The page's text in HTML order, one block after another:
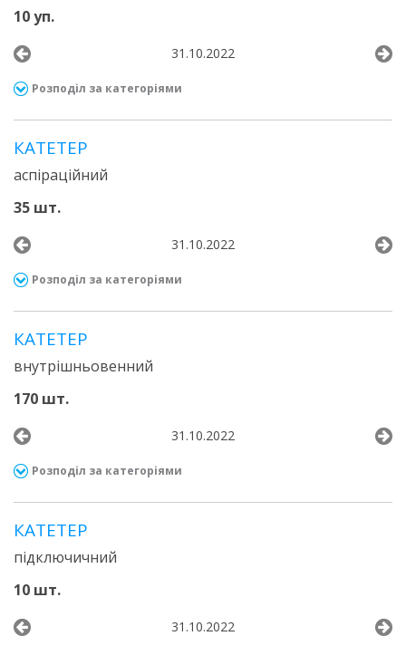
10 уп.
31.10.2022
Розподіл за категоріями
КАТЕТЕР
аспіраційний
35 шт.
31.10.2022
Розподіл за категоріями
КАТЕТЕР
внутрішньовенний
170 шт.
31.10.2022
Розподіл за категоріями
КАТЕТЕР
підключичний
10 шт.
31.10.2022